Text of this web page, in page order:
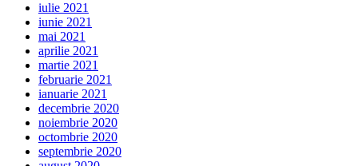
iulie 2021
iunie 2021
mai 2021
aprilie 2021
martie 2021
februarie 2021
ianuarie 2021
decembrie 2020
noiembrie 2020
octombrie 2020
septembrie 2020